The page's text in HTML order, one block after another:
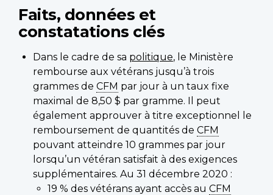
Faits, données et
constatations clés
Dans le cadre de sa politique, le Ministère
rembourse aux vétérans jusqu’à trois
grammes de CFM par jour à un taux fixe
maximal de 8,50 $ par gramme. Il peut
également approuver à titre exceptionnel le
remboursement de quantités de CFM
pouvant atteindre 10 grammes par jour
lorsqu’un vétéran satisfait à des exigences
supplémentaires. Au 31 décembre 2020 :
19 % des vétérans ayant accès au CFM